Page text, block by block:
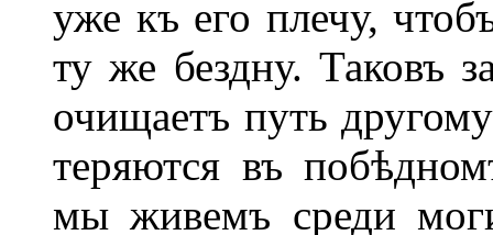
уже къ его плечу,
ту же бездну. Таковъ
очищаетъ путь
теряются въ
мы живемъ среди